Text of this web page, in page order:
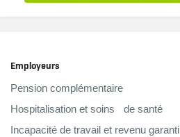
Employeurs
Pension complémentaire
Hospitalisation et soins de santé
Incapacité de travail et revenu garanti